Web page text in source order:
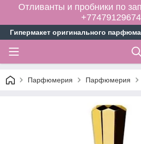
Отливанты и пробники по
+77479129674
Гипермакет оригинального
Парфюмерия Парфюмерия